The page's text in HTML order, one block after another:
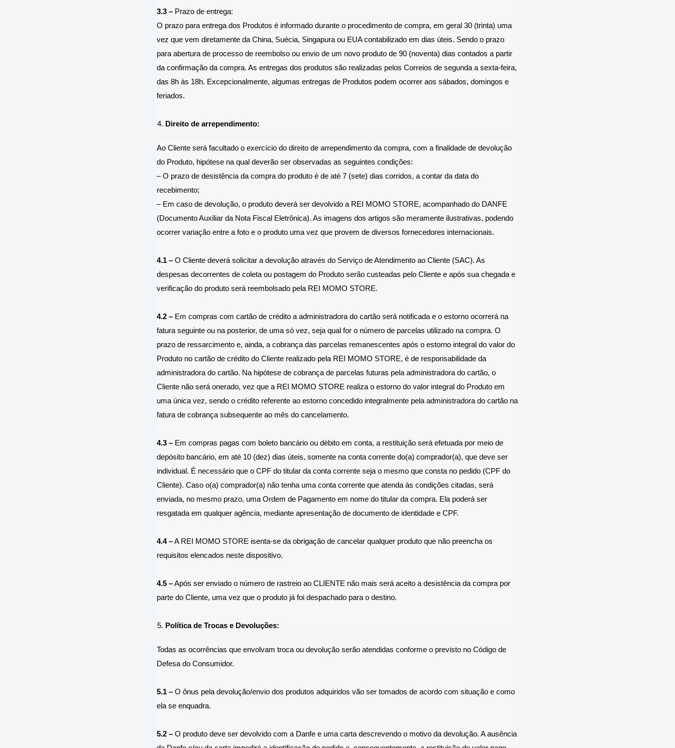
3.3 – Prazo de entrega:
O prazo para entrega dos Produtos é informado durante o procedimento de compra, em geral 30 (trinta) uma
vez que vem diretamente da China, Suécia, Singapura ou EUA contabilizado em dias úteis. Sendo o prazo
para abertura de processo de reembolso ou envio de um novo produto de 90 (noventa) dias contados a partir
da confirmação da compra. As entregas dos produtos são realizadas pelos Correios de segunda a sexta-feira,
das 8h às 18h. Excepcionalmente, algumas entregas de Produtos podem ocorrer aos sábados, domingos e
feriados.
Direito de arrependimento:
Ao Cliente será facultado o exercício do direito de arrependimento da compra, com a finalidade de devolução
do Produto, hipótese na qual deverão ser observadas as seguintes condições:
– O prazo de desistência da compra do produto é de até 7 (sete) dias corridos, a contar da data do
recebimento;
– Em caso de devolução, o produto deverá ser devolvido a REI MOMO STORE, acompanhado do DANFE
(Documento Auxiliar da Nota Fiscal Eletrônica). As imagens dos artigos são meramente ilustrativas, podendo
ocorrer variação entre a foto e o produto uma vez que provem de diversos fornecedores internacionais.
4.1 – O Cliente deverá solicitar a devolução através do Serviço de Atendimento ao Cliente (SAC). As
despesas decorrentes de coleta ou postagem do Produto serão custeadas pelo Cliente e após sua chegada e
verificação do produto será reembolsado pela REI MOMO STORE.
4.2 – Em compras com cartão de crédito a administradora do cartão será notificada e o estorno ocorrerá na
fatura seguinte ou na posterior, de uma só vez, seja qual for o número de parcelas utilizado na compra. O
prazo de ressarcimento e, ainda, a cobrança das parcelas remanescentes após o estorno integral do valor do
Produto no cartão de crédito do Cliente realizado pela REI MOMO STORE, é de responsabilidade da
administradora do cartão. Na hipótese de cobrança de parcelas futuras pela administradora do cartão, o
Cliente não será onerado, vez que a REI MOMO STORE realiza o estorno do valor integral do Produto em
uma única vez, sendo o crédito referente ao estorno concedido integralmente pela administradora do cartão na
fatura de cobrança subsequente ao mês do cancelamento.
4.3 – Em compras pagas com boleto bancário ou débito em conta, a restituição será efetuada por meio de
depósito bancário, em até 10 (dez) dias úteis, somente na conta corrente do(a) comprador(a), que deve ser
individual. É necessário que o CPF do titular da conta corrente seja o mesmo que consta no pedido (CPF do
Cliente). Caso o(a) comprador(a) não tenha uma conta corrente que atenda às condições citadas, será
enviada, no mesmo prazo, uma Ordem de Pagamento em nome do titular da compra. Ela poderá ser
resgatada em qualquer agência, mediante apresentação de documento de identidade e CPF.
4.4 –A REI MOMO STORE isenta-se da obrigação de cancelar qualquer produto que não preencha os
requisitos elencados neste dispositivo.
4.5 –Após ser enviado o número de rastreio ao CLIENTE não mais será aceito a desistência da compra por
parte do Cliente, uma vez que o produto já foi despachado para o destino.
Política de Trocas e Devoluções:
Todas as ocorrências que envolvam troca ou devolução serão atendidas conforme o previsto no Código de
Defesa do Consumidor.
5.1 – O ônus pela devolução/envio dos produtos adquiridos vão ser tomados de acordo com situação e como
ela se enquadra.
5.2 – O produto deve ser devolvido com a Danfe e uma carta descrevendo o motivo da devolução. A ausência